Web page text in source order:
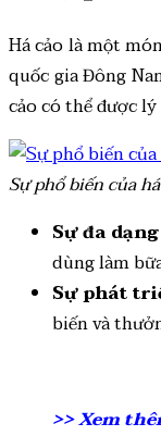
Há cảo là một
quốc gia Đông
cảo có thể được
Sự phổ biến của
Sự đa
dùng làm
Sự phát
biến và
>> Xem